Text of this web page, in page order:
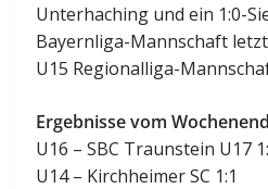
Unterhaching und ein 1:0-
Bayernliga-Mannschaft
U15 Regionalliga-
Ergebnisse vom
U16 – SBC Traunstein U17
U14 – Kirchheimer SC 1:1